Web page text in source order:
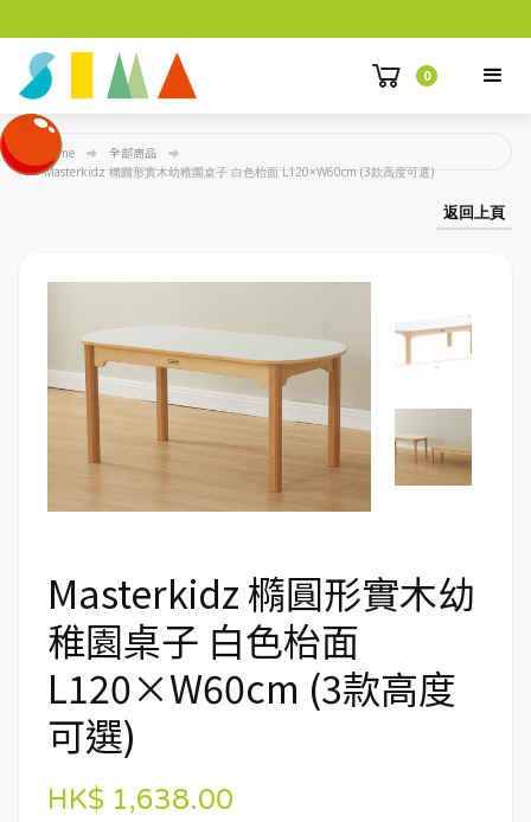
0
Home 全部商品
Masterkidz 橢圓形實木幼稚園桌子 白色枱面 L120×W60cm (3款高度可選)
返回上頁
Masterkidz 橢圓形實木幼
稚園桌子 白色枱面
L120×W60cm (3款高度
可選)
HK$ 1,638.00